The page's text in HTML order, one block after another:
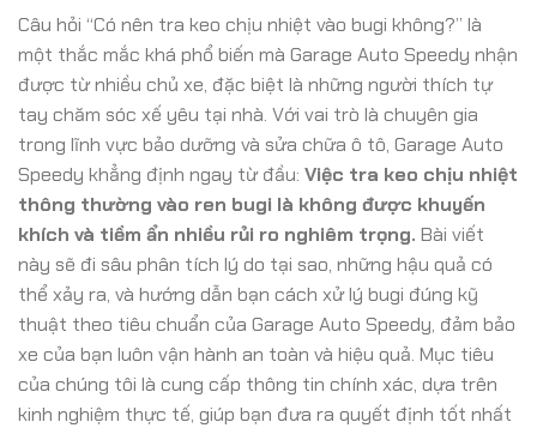
Câu hỏi “Có nên tra keo chịu nhiệt vào bugi không?” là
một thắc mắc khá phổ biến mà Garage Auto Speedy nhận
được từ nhiều chủ xe, đặc biệt là những người thích tự
tay chăm sóc xế yêu tại nhà. Với vai trò là chuyên gia
trong lĩnh vực bảo dưỡng và sửa chữa ô tô, Garage Auto
Speedy khẳng định ngay từ đầu: Việc tra keo chịu nhiệt
thông thường vào ren bugi là không được khuyến
khích và tiềm ẩn nhiều rủi ro nghiêm trọng. Bài viết
này sẽ đi sâu phân tích lý do tại sao, những hậu quả có
thể xảy ra, và hướng dẫn bạn cách xử lý bugi đúng kỹ
thuật theo tiêu chuẩn của Garage Auto Speedy, đảm bảo
xe của bạn luôn vận hành an toàn và hiệu quả. Mục tiêu
của chúng tôi là cung cấp thông tin chính xác, dựa trên
kinh nghiệm thực tế, giúp bạn đưa ra quyết định tốt nhất